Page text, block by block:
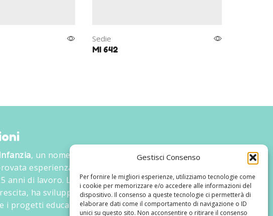
Gestisci Consenso
Per fornire le migliori esperienze, utilizziamo tecnologie come
i cookie per memorizzare e/o accedere alle informazioni del
dispositivo. Il consenso a queste tecnologie ci permetterà di
elaborare dati come il comportamento di navigazione o ID
unici su questo sito. Non acconsentire o ritirare il consenso
Sedie
MI 642
, un nome ed un progetto che nasce prima di
esperienza maturata sul campo dal suo
anni di lavoro. La didattica rivolta al bambino nei suoi
ha sviluppato tematiche mirate, aggiornandone
i progetti educativi.